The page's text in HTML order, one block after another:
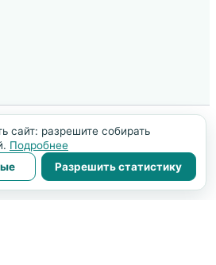
Информация на сайте не
консультацию врача.
сайт: разрешите собирать
Подробнее
Разрешить статистику